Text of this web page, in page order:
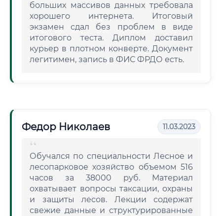
больших массивов данных требовала
хорошего интернета. Итоговый
экзамен сдал без проблем в виде
итогового теста. Диплом доставил
курьер в плотном конверте. Документ
легитимен, запись в ФИС ФРДО есть.
Федор Николаев 11.03.2023
Обучался по специальности Лесное и
лесопарковое хозяйство объемом 516
часов за 38000 руб. Материал
охватывает вопросы таксации, охраны
и защиты лесов. Лекции содержат
свежие данные и структурированные